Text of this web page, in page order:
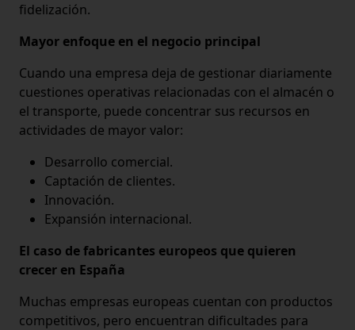
fidelización.
Mayor enfoque en el negocio principal
Cuando una empresa deja de gestionar diariamente
cuestiones operativas relacionadas con el almacén o
el transporte, puede concentrar sus recursos en
actividades de mayor valor:
Desarrollo comercial.
Captación de clientes.
Innovación.
Expansión internacional.
El caso de fabricantes europeos que quieren
crecer en España
Muchas empresas europeas cuentan con productos
competitivos, pero encuentran dificultades para